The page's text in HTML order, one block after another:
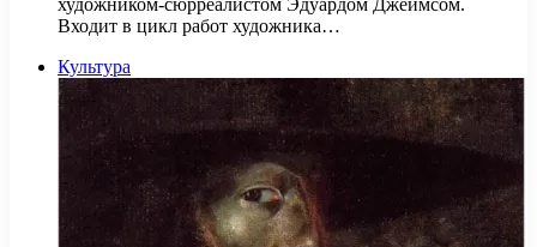
художником-сюрреалистом Эдуардом Джеймсом.
Входит в цикл работ художника…
Культура